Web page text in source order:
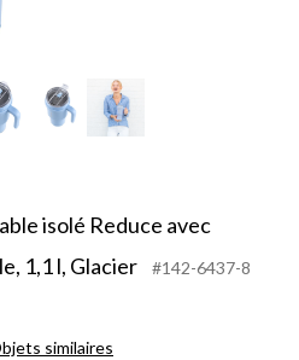
isolé Reduce avec
1,1 l, Glacier
#142-6437-8
similaires